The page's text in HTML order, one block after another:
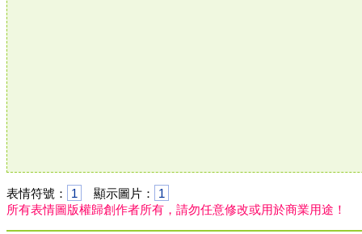
表情符號： 1 顯示圖片：
1
所有表情圖版權歸創作者所有，請勿任意修改或用於商業用途！